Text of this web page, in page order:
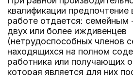
квалификации предпочтение
работе отдается: семейным
двух или более иждивенцев
(нетрудоспособных членов
находящихся на полном
работника или получающих
которая является для них